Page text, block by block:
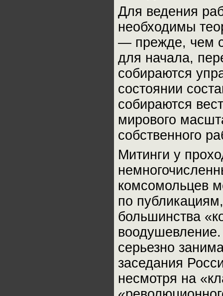
Для ведения
необходимы
— прежде, чем
для начала,
собираются
состоянии
собираются
мирового
собственного
Митинги у
комсомольцев
по
большинства
серьезно
заседания
несмотря на